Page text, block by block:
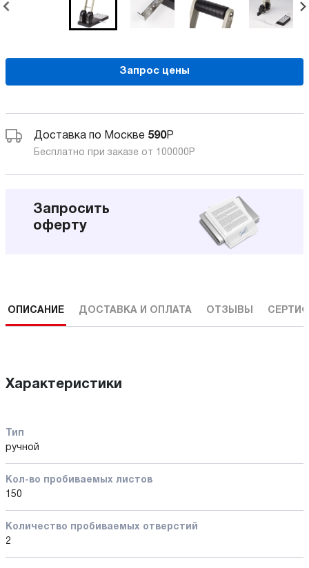
Запрос цены
Доставка по Москве 590Р
Бесплатно при заказе от 100000 Р
Запросить
оферту
ОПИСАНИЕ ДОСТАВКА И ОПЛАТА ОТЗЫВЫ
Характеристики
Тип
ручной
Кол-во пробиваемых листов
150
Количество пробиваемых отверстий
2